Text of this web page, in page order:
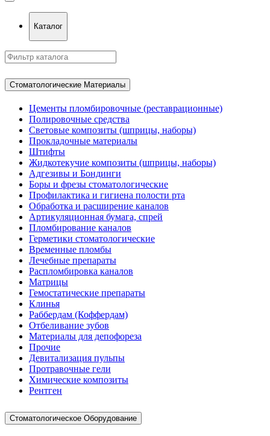
Каталог
Стоматологические Материалы
Цементы пломбировочные (реставрационные)
Полировочные средства
Световые композиты (шприцы, наборы)
Прокладочные материалы
Штифты
Жидкотекучие композиты (шприцы, наборы)
Адгезивы и Бондинги
Боры и фрезы стоматологические
Профилактика и гигиена полости рта
Обработка и расширение каналов
Артикуляционная бумага, спрей
Пломбирование каналов
Герметики стоматологические
Временные пломбы
Лечебные препараты
Распломбировка каналов
Матрицы
Гемостатические препараты
Клинья
Раббердам (Коффердам)
Отбеливание зубов
Материалы для депофореза
Прочие
Девитализация пульпы
Протравочные гели
Химические композиты
Рентген
Стоматологическое Оборудование